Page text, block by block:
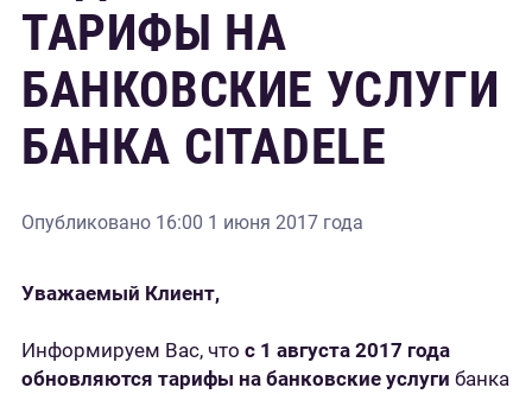
ТАРИФЫ НА
БАНКОВСКИЕ УСЛУГИ
БАНКА CITADELE
Опубликовано 16:00 1 июня 2017 года
Уважаемый Клиент,
Информируем Вас, что с 1 августа 2017 года
обновляются тарифы на банковские услуги банка